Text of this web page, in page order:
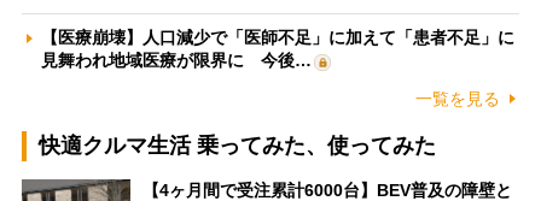
【医療崩壊】人口減少で「医師不足」に加えて「患者不足」に
見舞われ地域医療が限界に 今後…
一覧を見る
快適クルマ生活 乗ってみた、使ってみた
【4ヶ月間で受注累計6000台】BEV普及の障壁と